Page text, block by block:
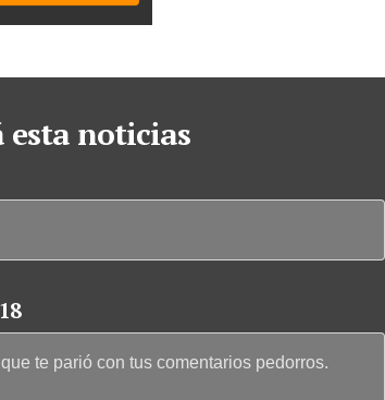
esta noticias
te parió con tus comentarios pedorros.